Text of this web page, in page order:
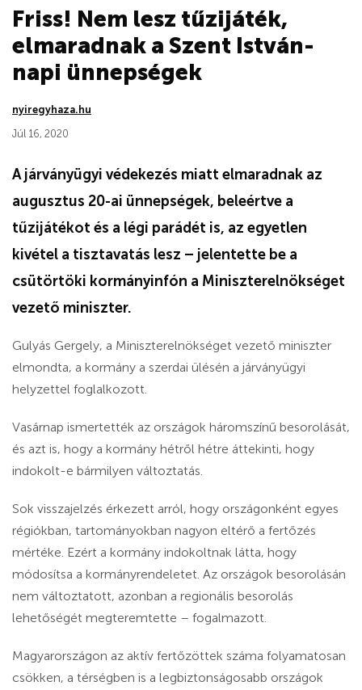
Friss! Nem lesz tűzijáték,
elmaradnak a Szent István-
napi ünnepségek
nyiregyhaza.hu
Júl 16, 2020
A járványügyi védekezés miatt elmaradnak az
augusztus 20-ai ünnepségek, beleértve a
tűzijátékot és a légi parádét is, az egyetlen
kivétel a tisztavatás lesz – jelentette be a
csütörtöki kormányinfón a Miniszterelnökséget
vezető miniszter.
Gulyás Gergely, a Miniszterelnökséget vezető miniszter
elmondta, a kormány a szerdai ülésén a járványügyi
helyzettel foglalkozott.
Vasárnap ismertették az országok háromszínű besorolását,
és azt is, hogy a kormány hétről hétre áttekinti, hogy
indokolt-e bármilyen változtatás.
Sok visszajelzés érkezett arról, hogy országonként egyes
régiókban, tartományokban nagyon eltérő a fertőzés
mértéke. Ezért a kormány indokoltnak látta, hogy
módosítsa a kormányrendeletet. Az országok besorolásán
nem változtatott, azonban a regionális besorolás
lehetőségét megteremtette – fogalmazott.
Magyarországon az aktív fertőzöttek száma folyamatosan
csökken, a térségben is a legbiztonságosabb országok